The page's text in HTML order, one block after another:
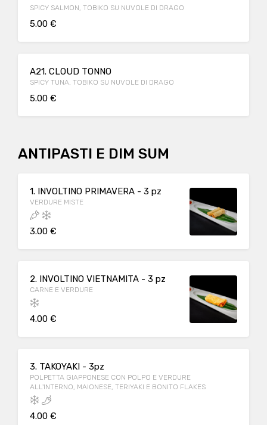
SPICY SALMON, TOBIKO SU NUVOLE DI DRAGO
5.00 €
A21. CLOUD TONNO
SPICY TUNA, TOBIKO SU NUVOLE DI DRAGO
5.00 €
ANTIPASTI E DIM SUM
1. INVOLTINO PRIMAVERA - 3 pz
VERDURE MISTE
3.00 €
2. INVOLTINO VIETNAMITA - 3 pz
CARNE E VERDURE
4.00 €
3. TAKOYAKI - 3pz
POLPETTA GIAPPONESE CON POLPO E VERDURE
ALL'INTERNO, MAIONESE, TERIYAKI E BONITO FLAKES
4.00 €